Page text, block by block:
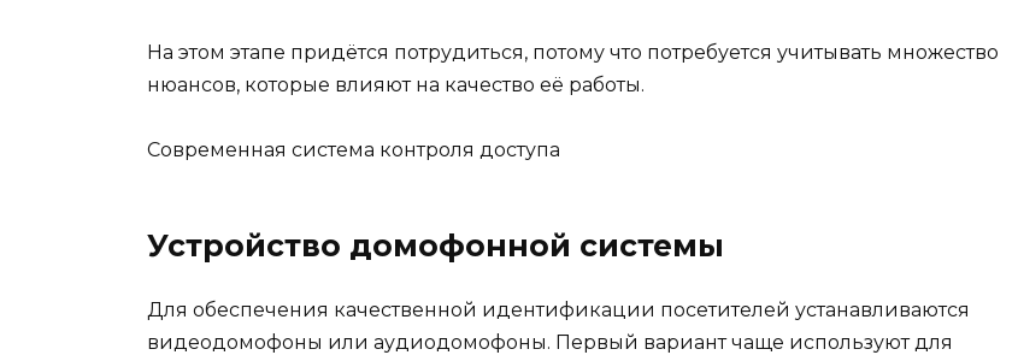
На этом этапе придётся потрудиться, потому что потребуется учитывать множество
нюансов, которые влияют на качество её работы.
Современная система контроля доступа
Устройство домофонной системы
Для обеспечения качественной идентификации посетителей устанавливаются
видеодомофоны или аудиодомофоны. Первый вариант чаще используют для